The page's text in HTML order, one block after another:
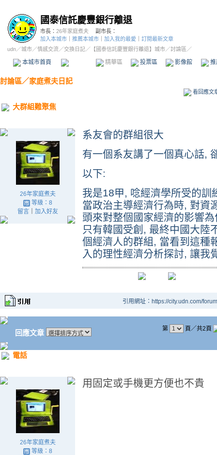
國泰信託慶豐銀行離退
市長： 26年家庭煮夫
副市長：
加入本城市
推薦本城市 加入我的最愛
訂閱最新文章
udn／城市／情感交流／交換日記／ 【國泰信託慶豐銀行離退】城市／討論區／
本城市首頁 精華區 投票區 影像館
討論區／家庭煮夫日記
看回應文
大群組難聚焦
26年家庭煮夫
等級：8
留言｜ 加入好友
系友會的群組很大
有一個系友講了一個真心話,
以下:
我是18甲, 唸經濟學所受的訓
當政治主導經濟行為時, 對資
頭來對整個國家經濟的影響
只有韓國受創, 最終中國大陸
個經濟人的群組, 當看到這種
入的理性經濟分析探討, 讓我
引用網址：https://city.udn.com/
回應文章 第 頁／共2頁
電話
26年家庭煮夫
等級：8
用固定或手機更方便也不貴